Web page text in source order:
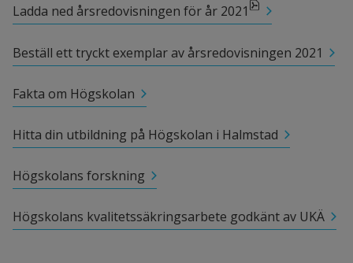
Ladda ned årsredovisningen för år 2021
pdf, 3.7 MB, öppnas i nytt fönster.
Beställ ett tryckt exemplar av årsredovisningen 2021
Fakta om Högskolan
Hitta din utbildning på Högskolan i Halmstad
Högskolans forskning
Högskolans kvalitetssäkringsarbete godkänt av UKÄ